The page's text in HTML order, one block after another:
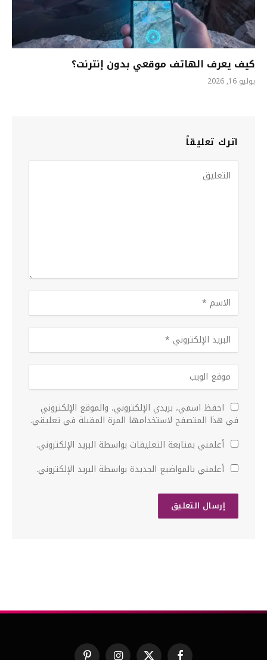
كيف يعرف الهاتف موقعي بدون إنترنت؟
يوليو 16, 2026
اترك تعليقاً
احفظ اسمي، بريدي الإلكتروني، والموقع الإلكتروني
في هذا المتصفح لاستخدامها المرة المقبلة في تعليقي.
أعلمني بمتابعة التعليقات بواسطة البريد الإلكتروني.
أعلمني بالمواضيع الجديدة بواسطة البريد الإلكتروني.